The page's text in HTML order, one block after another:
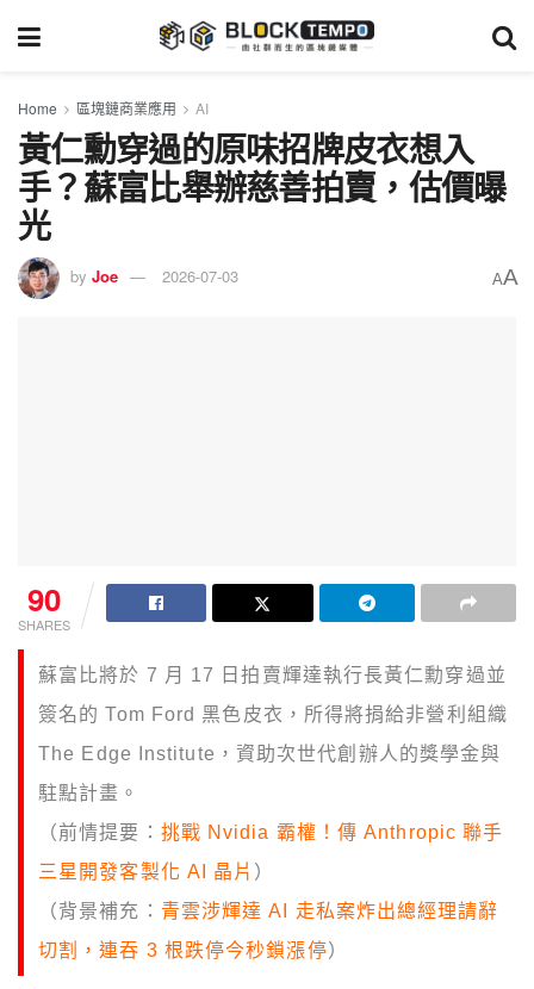
Home 區塊鏈商業應用 AI
黃仁勳穿過的原味招牌皮衣想入
手？蘇富比舉辦慈善拍賣，估價曝
光
by Joe 2026-07-03 AA
90
SHARES
蘇富比將於 7 月 17 日拍賣輝達執行長黃仁勳穿過並
簽名的 Tom Ford 黑色皮衣，所得將捐給非營利組織
The Edge Institute，資助次世代創辦人的獎學金與
駐點計畫。
（前情提要： 挑戰 Nvidia 霸權！傳 Anthropic 聯手
三星開發客製化 AI 晶片 ）
（背景補充： 青雲涉輝達 AI 走私案炸出總經理請辭
切割，連吞 3 根跌停今秒鎖漲停）